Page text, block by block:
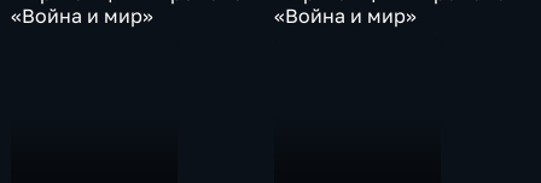
«Война и мир»
«Война и мир»